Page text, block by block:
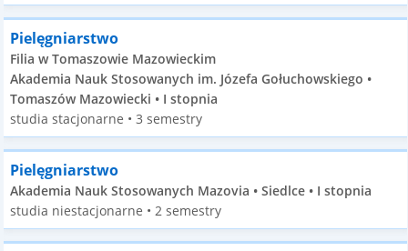
Pielęgniarstwo
Filia w Tomaszowie Mazowieckim
Akademia Nauk Stosowanych im. Józefa Gołuchowskiego •
Tomaszów Mazowiecki • I stopnia
studia stacjonarne • 3 semestry
Pielęgniarstwo
Akademia Nauk Stosowanych Mazovia • Siedlce • I stopnia
studia niestacjonarne • 2 semestry